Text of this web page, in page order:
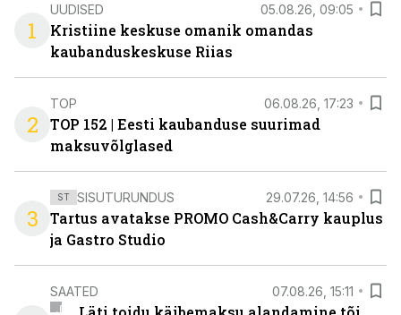
1
UUDISED 05.08.26, 09:05
Kristiine keskuse omanik omandas
kaubanduskeskuse Riias
2
TOP 06.08.26, 17:23
TOP 152 | Eesti kaubanduse suurimad
maksuvõlglased
3
ST SISUTURUNDUS 29.07.26, 14:56
Tartus avatakse PROMO Cash&Carry kauplus
ja Gastro Studio
SAATED 07.08.26, 15:11